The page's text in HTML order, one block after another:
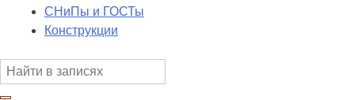
СНиПы и ГОСТы
Конструкции